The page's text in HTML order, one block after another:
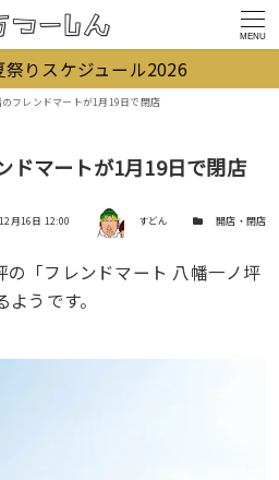
MENU
りスケジュール2026
フレンドマートが1月19日で閉店
ドマートが1月19日で閉店
月16日 12:00 著者 すどん カテゴリー開店・閉店
「フレンドマート 八幡一ノ坪
うです。